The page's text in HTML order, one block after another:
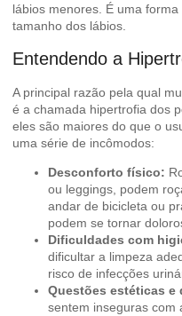
lábios menores. É uma forma
tamanho dos lábios
Entendendo a
A principal razão pela qual
é a chamada hipertrofia dos
eles são maiores do que o
uma série de incômodos:
Desconforto físico:
ou leggings, podem
andar de bicicleta ou
podem se tornar
Dificuldades com
dificultar a limpeza
risco de infecções
Questões estéticas e
sentem inseguras com